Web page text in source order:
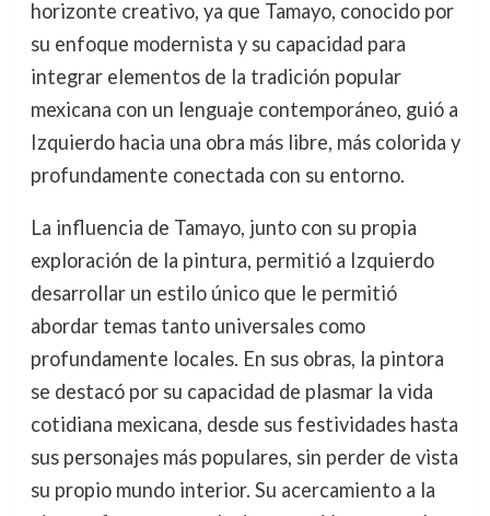
horizonte creativo, ya que Tamayo, conocido por
su enfoque modernista y su capacidad para
integrar elementos de la tradición popular
mexicana con un lenguaje contemporáneo, guió a
Izquierdo hacia una obra más libre, más colorida y
profundamente conectada con su entorno.
La influencia de Tamayo, junto con su propia
exploración de la pintura, permitió a Izquierdo
desarrollar un estilo único que le permitió
abordar temas tanto universales como
profundamente locales. En sus obras, la pintora
se destacó por su capacidad de plasmar la vida
cotidiana mexicana, desde sus festividades hasta
sus personajes más populares, sin perder de vista
su propio mundo interior. Su acercamiento a la